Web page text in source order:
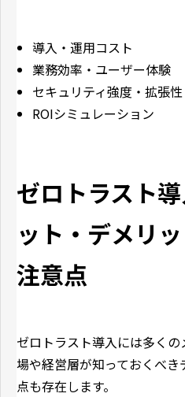
導入・運用コスト
業務効率・ユーザー体験
セキュリティ強度・拡張性
ROIシミュレーション
ゼロトラスト
ット・デメリ
注意点
ゼロトラスト導入には多く
場や経営層が知っておくべ
点も存在します。